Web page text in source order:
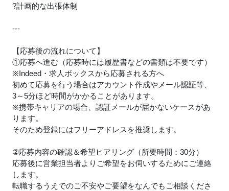
?計画的な出張体制
---
【応募後の流れについて】
①応募へ進む（応募時には履歴書などの書類は不要です）
※Indeed・求人ボックスから応募される方へ
初めて応募を行う場合はアカウント作成やメール認証等、
3～5分ほど時間がかかることがあります。
※携帯キャリアの場合、認証メールが届かないケースがあ
ります。
そのため登録にはフリーアドレスを推奨します。
②応募内容の確認＆希望ヒアリング（所要時間：30分）
応募後に営業担当者よりご希望をお伺いするためにご連絡
します。
転職するうえでのご不安やご要望をなんでもご相談くださ